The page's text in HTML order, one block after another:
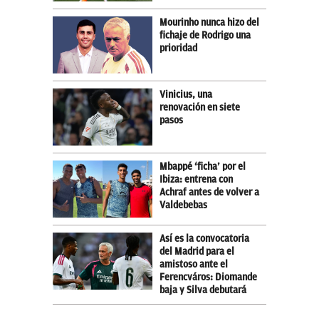
Mourinho nunca hizo del
fichaje de Rodrigo una
prioridad
Vinicius, una
renovación en siete
pasos
Mbappé ‘ficha’ por el
Ibiza: entrena con
Achraf antes de volver a
Valdebebas
Así es la convocatoria
del Madrid para el
amistoso ante el
Ferencváros: Diomande
baja y Silva debutará